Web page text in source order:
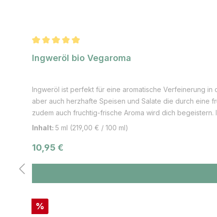
Ingweröl bio Vegaroma
Ingweröl ist perfekt für eine aromatische Verfeinerung in
aber auch herzhafte Speisen und Salate die durch eine
zudem auch fruchtig-frische Aroma wird dich
wirken. Informationen zur Pflanze: Die bekannte
erreichen kann. Die Pflanze hat ein schilfartiges
erfolgt teilweise auf großen Plantagen. Nach einer
inzwischen sogar auch in Deutschland angebaut. Als
Inhalt: 5 ml (219,00 € / 100 ml)
Regulärer Preis:
10,95 €
Rabatt
%